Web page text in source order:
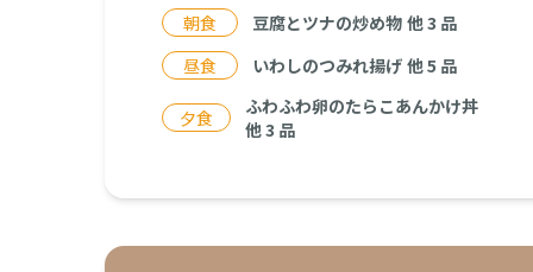
朝食 豆腐とツナの炒め物 他3 品
昼食
いわしのつみれ揚げ 他5 品
夕食
ふわふわ卵のたらこあんかけ丼
他3 品